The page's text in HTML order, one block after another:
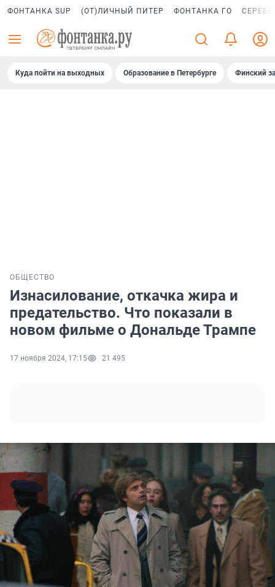
ФОНТАНКА SUP (ОТ)ЛИЧНЫЙ ПИТЕР ФОНТАНКА ГО
Куда пойти на выходных Образование в Петербурге Финский
ОБЩЕСТВО
Изнасилование, откачка жира и
предательство. Что показали в
новом фильме о Дональде Трампе
17 ноября 2024, 17:15 21 495